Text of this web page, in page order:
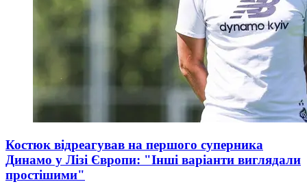
Костюк відреагував на першого суперника
Динамо у Лізі Європи: "Інші варіанти виглядали
простішими"